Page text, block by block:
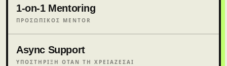
1-on-1 Mentoring
ΠΡΟΣΩΠΙΚΌΣ MENTOR
Async Support
ΥΠΟΣΤΉΡΙΞΗ ΌΤΑΝ ΤΗ ΧΡΕΙΆΖΕΣΑΙ